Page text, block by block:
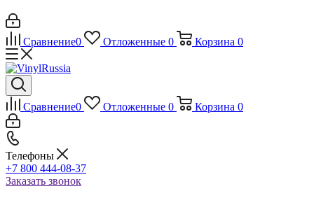
Сравнение0 Отложенные 0 Корзина 0
Сравнение0 Отложенные 0 Корзина 0
Телефоны
+7 800 444-08-37
Заказать звонок